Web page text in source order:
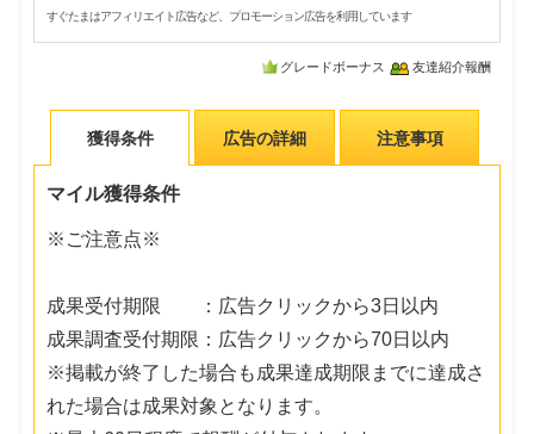
すぐたまはアフィリエイト広告など、プロモーション広告を利用しています
グレードボーナス 友達紹介報酬
獲得条件 広告の詳細 注意事項
マイル獲得条件
※ご注意点※
成果受付期限 ：広告クリックから3日以内
成果調査受付期限：広告クリックから70日以内
※掲載が終了した場合も成果達成期限までに達成さ
れた場合は成果対象となります。